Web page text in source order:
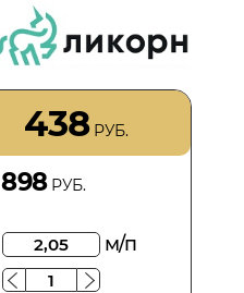
438РУБ.
898РУБ.
м/п